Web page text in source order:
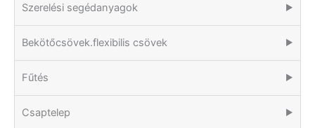
Szerelési segédanyagok ▶
Bekötőcsövek.flexibilis csövek ▶
Fűtés ▶
Csaptelep ▶